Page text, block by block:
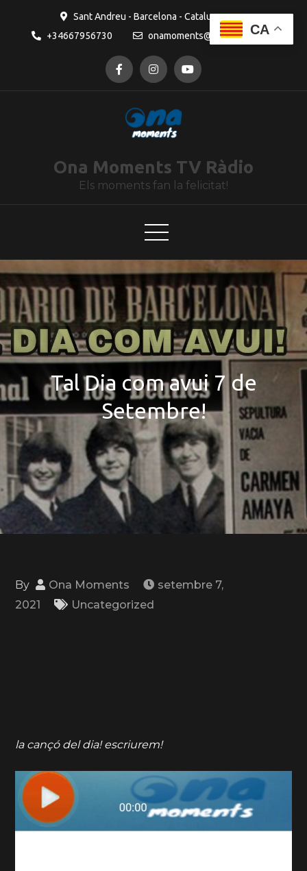
Sant Andreu - Barcelona - Catalunya
+34667956730
onamoments@gmail.com
Ona Moments TV Ràdio
Els moments fan la felicitat!
Tal Dia com avui 7 de
Setembre!
By Ona Moments
setembre 7,
2021
Uncategorized
la cançó del dia! escriurem!
CA